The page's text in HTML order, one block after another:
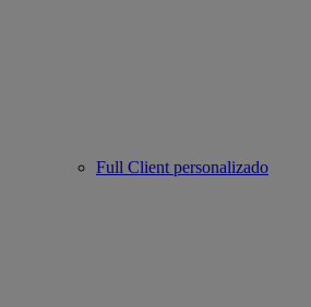
Full Client personalizado